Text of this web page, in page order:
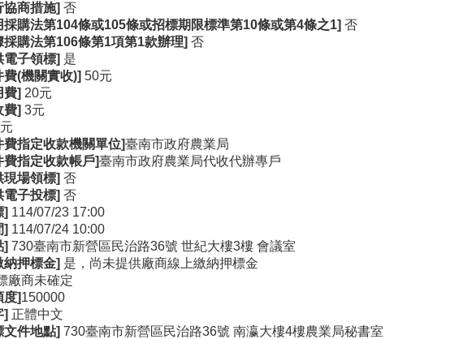
協商措施] 否
採購法第104條或105條或招標期限標準第10條或第4條之1] 否
採購法第106條第1項第1款辦理] 否
電子領標] 是
費(機關實收)] 50元
費] 20元
費] 3元
費指定收款機關單位]臺南市政府農業局
費指定收款帳戶]臺南市政府農業局代收代辦專戶
現場領標] 否
電子投標] 否
] 114/07/23 17:00
] 114/07/24 10:00
] 730臺南市新營區民治路36號 世紀大樓3樓 會議室
納押標金] 是，尚未提供廠商線上繳納押標金
廠商未確定
度]150000
] 正體中文
文件地點] 730臺南市新營區民治路36號 南瀛大樓4樓農業局秘書室